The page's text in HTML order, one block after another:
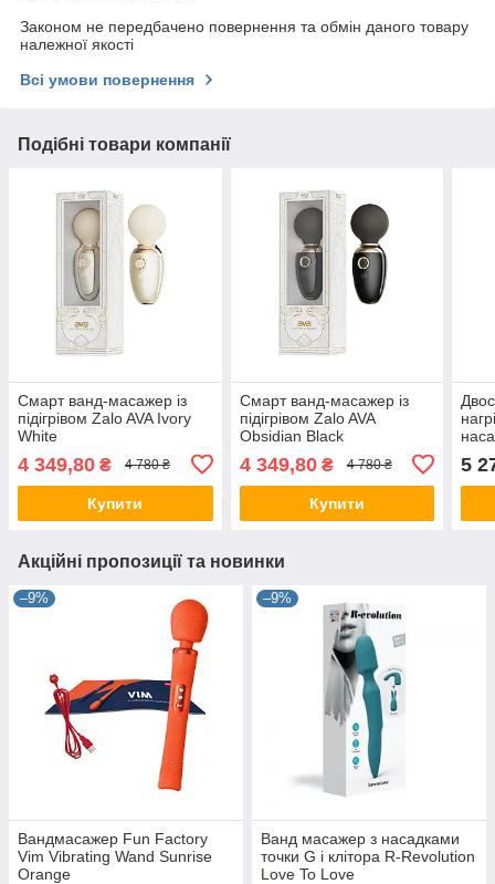
Законом не передбачено повернення та обмін даного товару
належної якості
Всі умови повернення
Подібні товари компанії
Смарт ванд-масажер із
підігрівом Zalo AVA Ivory
White
4 349,80 ₴ 4 780 ₴
Купити
Смарт ванд-масажер із
підігрівом Zalo AVA
Obsidian Black
4 349,80₴ 4 780 ₴
Купити
5
Акційні пропозиції та новинки
–9%
Вандмасажер Fun Factory
Vim Vibrating Wand Sunrise
Orange
–9%
Ванд масажер з насадками
точки G і клітора R-Revolution
Love To Love